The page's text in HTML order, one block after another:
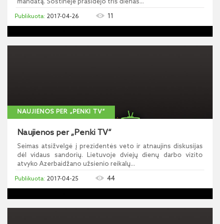
mandatą. Sostinėje prasidėjo tris dienas...
2017-04-26 11
NAUJIENOS PER „PENKI TV“
Naujienos per „Penki TV“
Seimas atsižvelgė į prezidentės veto ir atnaujins diskusijas
dėl vidaus sandorių. Lietuvoje dviejų dienų darbo vizito
atvyko Azerbaidžano užsienio reikalų...
2017-04-25 44